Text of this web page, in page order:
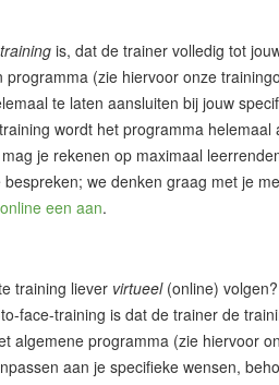
is, dat de trainer volledig tot
(zie hiervoor onze
te laten aansluiten bij jouw
wordt het programma
je rekenen op maximaal
we denken graag met je
een aan.
training liever virtueel(online)
face-training is dat de trainer de
algemene programma (zie hiervoor
aan je specifieke wensen,